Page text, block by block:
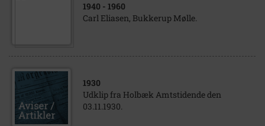
1940 - 1960
Carl Eliasen, Bukkerup Mølle.
1930
Udklip fra Holbæk Amtstidende den
03.11.1930.